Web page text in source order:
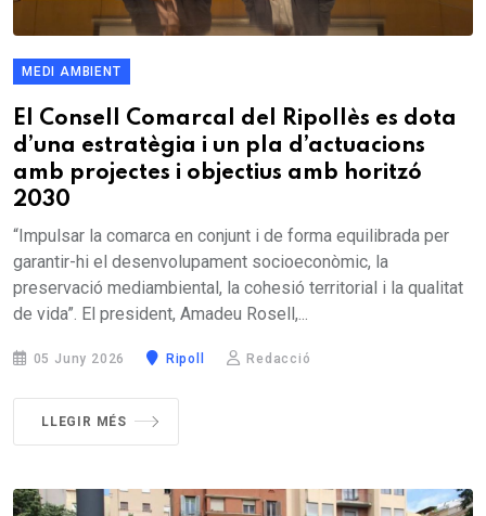
MEDI AMBIENT
El Consell Comarcal del Ripollès es dota
d’una estratègia i un pla d’actuacions
amb projectes i objectius amb horitzó
2030
“Impulsar la comarca en conjunt i de forma equilibrada per
garantir-hi el desenvolupament socioeconòmic, la
preservació mediambiental, la cohesió territorial i la qualitat
de vida”. El president, Amadeu Rosell,...
05 Juny 2026 Ripoll Redacció
LLEGIR MÉS